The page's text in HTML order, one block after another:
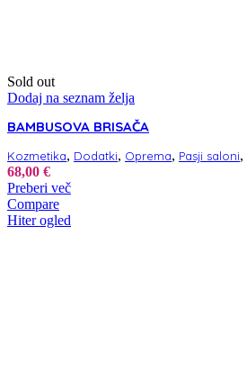
Sold out
Dodaj na seznam želja
BAMBUSOVA BRISAČA
Kozmetika, Dodatki, Oprema, Pasji saloni,
68,00 €
Preberi več
Compare
Hiter ogled